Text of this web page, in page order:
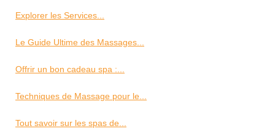
Explorer les Services...
Le Guide Ultime des Massages...
Offrir un bon cadeau spa :...
Techniques de Massage pour le...
Tout savoir sur les spas de...